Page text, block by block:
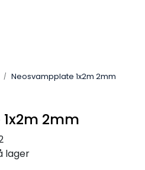
Neosvampplate 1x2m 2mm
2mm
lager